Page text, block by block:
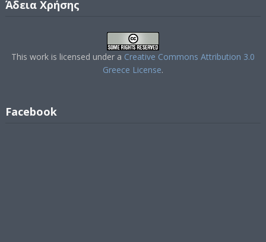
Άδεια Χρήσης
This work is licensed under a Creative Commons Attribution 3.0
Greece License.
Facebook